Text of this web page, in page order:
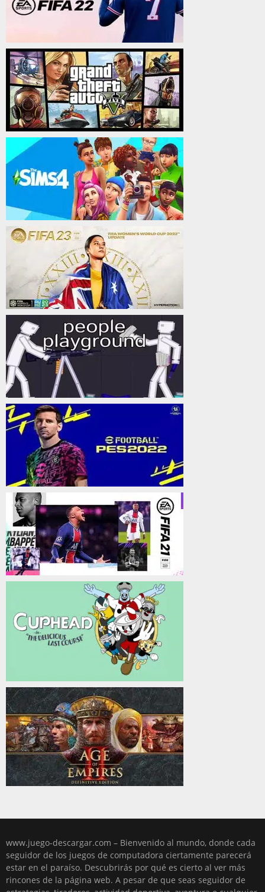
www.juego-descargar.com – Bienvenido al mundo, donde cada
seguidor de los juegos de computadora ciertamente parecerá
estar en el paraíso. Descubrirás por qué es cierto al ver más
rincones de la página web. A pesar de que seas seguidor de